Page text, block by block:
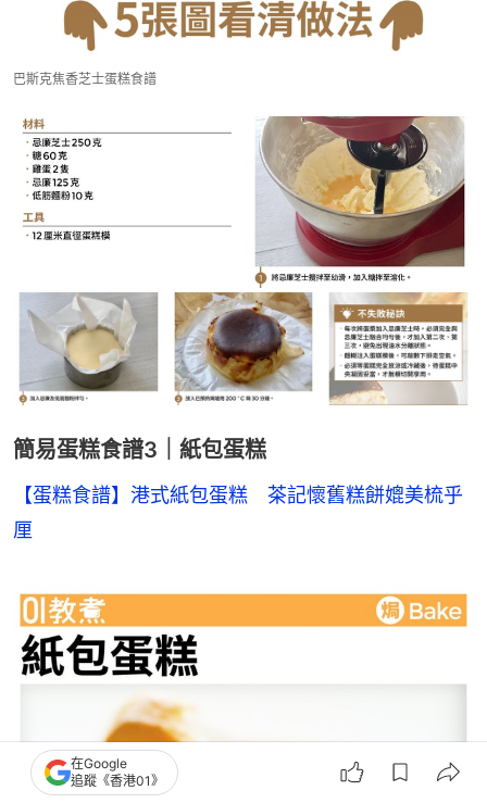
巴斯克焦香芝士蛋糕食譜
簡易蛋糕食譜3｜紙包蛋糕
【蛋糕食譜】港式紙包蛋糕　茶記懷舊糕餅媲美梳乎
厘
在Google
追蹤《香港01》